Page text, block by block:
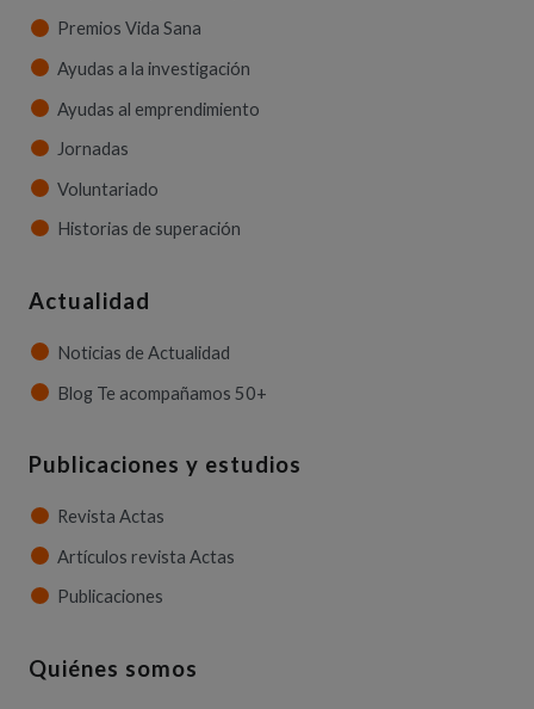
Premios Vida Sana
Ayudas a la investigación
Ayudas al emprendimiento
Jornadas
Voluntariado
Historias de superación
Actualidad
Noticias de Actualidad
Blog Te acompañamos 50+
Publicaciones y estudios
Revista Actas
Artículos revista Actas
Publicaciones
Quiénes somos